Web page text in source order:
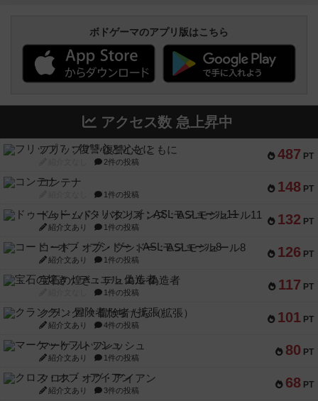
ボドゲーマのアプリ版はこちら
アクセス数 急上昇中
487 PT
フリップ７：復讐心とともに
2件の投稿
148 PT
コンテナ
1件の投稿
132 PT
ドゥームド・バタリオンズ：ASLモジュール11
紹介文あり 1件の投稿
126 PT
コード・オブ・ブシドー：ASLモジュール8
紹介文あり 1件の投稿
117 PT
宝石の煌き：デュエル 偽造者
1件の投稿
101 PT
クランク! ：冒険者たち（拡張）
紹介文あり 4件の投稿
80 PT
マーケットフレッシュ
紹介文あり 1件の投稿
68 PT
クロス・オブ・アイアン
紹介文あり 3件の投稿